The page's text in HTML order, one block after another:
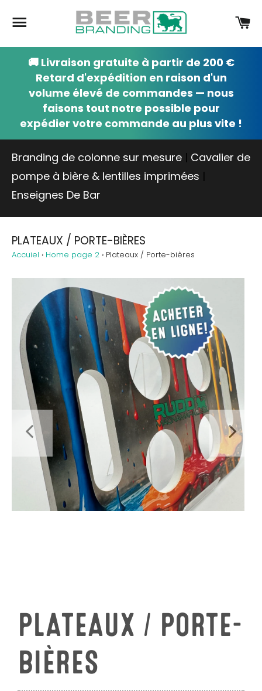
🚚 Livraison gratuite à partir de 200 €
Retard d'expédition en raison d'un
volume élevé de commandes — nous
faisons tout notre possible pour
expédier votre commande au plus vite !
Branding de colonne sur mesure | Cavalier de
pompe à bière & lentilles imprimées |
Enseignes De Bar
PLATEAUX / PORTE-BIÈRES
Accuiel › Home page 2 › Plateaux / Porte-bières
PLATEAUX / PORTE-
BIÈRES